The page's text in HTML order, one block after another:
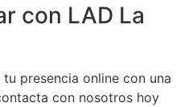
con LAD La
presencia online con una
con nosotros hoy